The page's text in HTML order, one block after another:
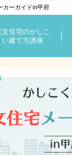
カーガイドin甲府
文住宅のかしこ
い建て方講座